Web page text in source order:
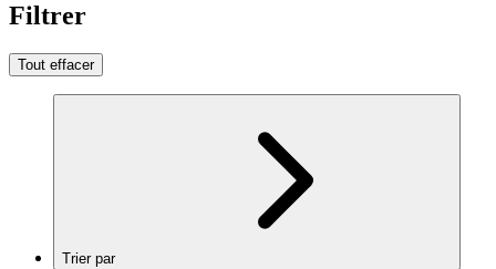
Filtrer
Tout effacer
Trier par